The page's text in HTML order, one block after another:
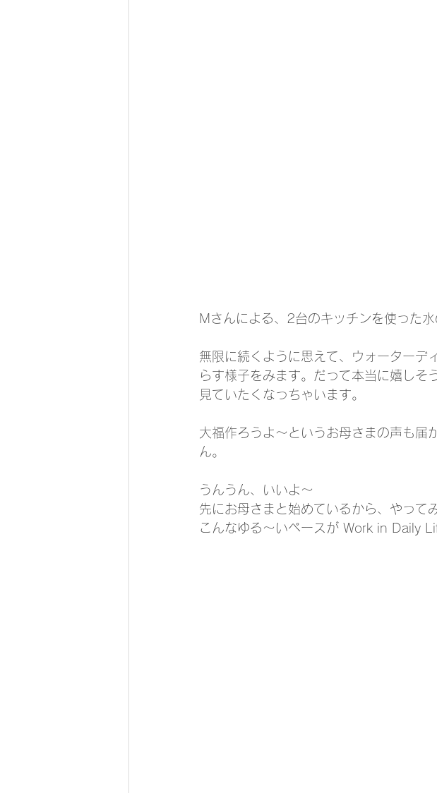
Mさんによる、2台のキッチンを使った水
無限に続くように思えて、ウォーターデ
らす様子をみます。だって本当に嬉しそ
見ていたくなっちゃいます。
大福作ろうよ～というお母さまの声も届
ん。
うんうん、いいよ～
先にお母さまと始めているから、やって
こんなゆる～いペースが Work in Daily